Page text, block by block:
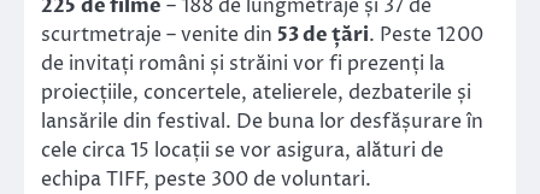
225 de filme – 188 de lungmetraje și 37 de
scurtmetraje – venite din 53 de țări. Peste 1200
de invitați români și străini vor fi prezenți la
proiecțiile, concertele, atelierele, dezbaterile și
lansările din festival. De buna lor desfășurare în
cele circa 15 locații se vor asigura, alături de
echipa TIFF, peste 300 de voluntari.